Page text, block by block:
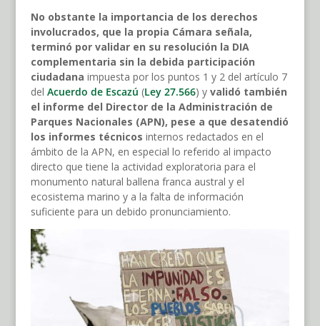
No obstante la importancia de los derechos
involucrados, que la propia Cámara señala,
terminó por validar en su resolución la DIA
complementaria sin la debida participación
ciudadana impuesta por los puntos 1 y 2 del artículo 7
del Acuerdo de Escazú (Ley 27.566) y validó también
el informe del Director de la Administración de
Parques Nacionales (APN), pese a que desatendió
los informes técnicos internos redactados en el
ámbito de la APN, en especial lo referido al impacto
directo que tiene la actividad exploratoria para el
monumento natural ballena franca austral y el
ecosistema marino y a la falta de información
suficiente para un debido pronunciamiento.